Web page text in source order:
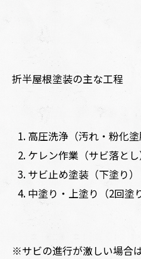
折半屋根塗装の主な工程
高圧洗浄（汚れ・粉化塗
ケレン作業（サビ落とし
サビ止め塗装（下塗り）
中塗り・上塗り（2回塗
※サビの進行が激しい場合